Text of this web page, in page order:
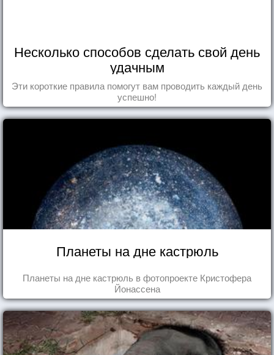
Несколько способов сделать свой день
удачным
Эти короткие правила помогут вам проводить каждый день
успешно!
Планеты на дне кастрюль
Планеты на дне кастрюль в фотопроекте Кристофера
Йонассена